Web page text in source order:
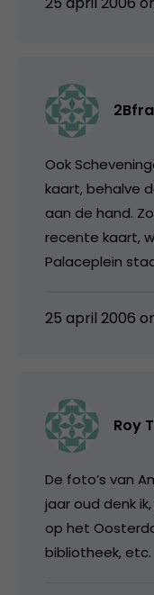
Ook
kaart, behalve
aan de hand.
recente kaart,
Palaceplein
25 april 2006
Roy
De foto’s van
jaar oud denk
op het
bibliotheek, etc.